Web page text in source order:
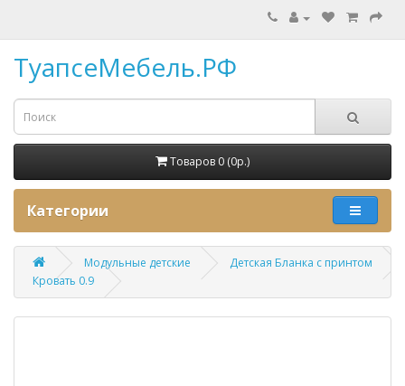
ТуапсеМебель.РФ
Товаров 0 (0p.)
Категории
Модульные детские
Детская Бланка с принтом
Кровать 0.9